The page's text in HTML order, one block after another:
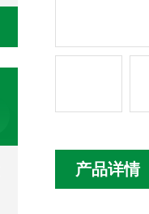
产品详情